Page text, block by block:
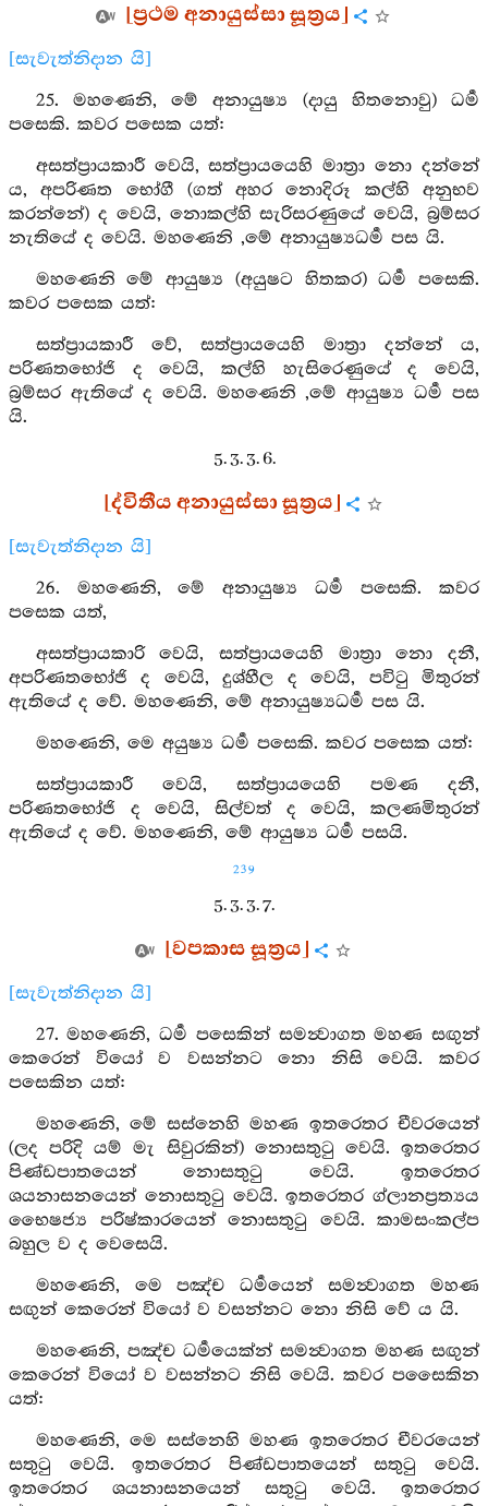
[ප්‍රථම අනායුස්සා සූත්‍රය]
[සැවැත්නිදාන යි]
25. මහණෙනි, මේ අනායුෂ්‍ය (දායු හිතනොවු) ධර්‍ම
පසෙකි. කවර පසෙක යත්:
අසත්ප්‍රායකාරී වෙයි, සත්ප්‍රායයෙහි මාත්‍රා නො දන්නේ
ය, අපරිණත භෝගී (ගත් අහර නොදිරූ කල්හි අනුභව
කරන්නේ) ද වෙයි, නොකල්හි සැරිසරණුයේ වෙයි, බ්‍රම්සර
නැතියේ ද වෙයි. මහණෙනි ,මේ අනායුෂ්‍යධර්‍ම පස යි.
මහණෙනි මේ ආයුෂ්‍ය (අයුෂට හිතකර) ධර්‍ම පසෙකි.
කවර පසෙක යත්:
සත්ප්‍රායකාරී වේ, සත්ප්‍රායයෙහි මාත්‍රා දන්නේ ය,
පරිණතභෝජි ද වෙයි, කල්හි හැසිරෙණුයේ ද වෙයි,
බ්‍රම්සර ඇතියේ ද වෙයි. මහණෙනි ,මේ ආයුෂ්‍ය ධර්‍ම පස
යි.
5. 3. 3. 6.
[ද්විතීය අනායුස්සා සූත්‍රය]
[සැවැත්නිදාන යි]
26. මහණෙනි, මේ අනායුෂ්‍ය ධර්‍ම පසෙකි. කවර
පසෙක යත්,
අසත්ප්‍රායකාරි වෙයි, සත්ප්‍රායයෙහි මාත්‍රා නො දනී,
අපරිණතභෝජි ද වෙයි, දුශ්හීල ද වෙයි, පවිටු මිතුරන්
ඇතියේ ද වේ. මහණෙනි, මේ අනායුෂ්‍යධර්‍ම පස යි.
මහණෙනි, මෙ අයුෂ්‍ය ධර්‍ම පසෙකි. කවර පසෙක යත්:
සත්ප්‍රායකාරී වෙයි, සත්ප්‍රායයෙහි පමණ දනී,
පරිණතභෝජි ද වෙයි, සිල්වත් ද වෙයි, කලණමිතුරන්
ඇතියේ ද වේ. මහණෙනි, මේ ආයුෂ්‍ය ධර්‍ම පසයි.
239
5. 3. 3. 7.
[වපකාස සූත්‍රය]
[සැවැත්නිදාන යි]
27. මහණෙනි, ධර්‍ම පසෙකින් සමන්‍වාගත මහණ සඟුන්
කෙරෙන් වියෝ ව වසන්නට නො නිසි වෙයි. කවර
පසෙකින යත්:
මහණෙනි, මේ සස්නෙහි මහණ ඉතරෙතර චීවරයෙන්
(ලද පරිදි යම් මැ සිවුරකින්) නොසතුටු වෙයි. ඉතරෙතර
පිණ්ඩපාතයෙන් නොසතුටු වෙයි. ඉතරෙතර
ශයනාසනයෙන් නොසතුටු වෙයි. ඉතරෙතර ග්ලානප්‍රත්‍යය
භෛෂජ්‍ය පරිෂ්කාරයෙන් නොසතුටු වෙයි. කාමසංකල්ප
බහුල ව ද වෙසෙයි.
මහණෙනි, මෙ පඤ්ච ධර්‍මයෙන් සමන්‍වාගත මහණ
සඟුන් කෙරෙන් වියෝ ව වසන්නට නො නිසි වේ ය යි.
මහණෙනි, පඤ්ච ධර්‍මයෙක්න් සමන්‍වාගත මහණ සඟුන්
කෙරෙන් වියෝ ව වසන්නට නිසි වෙයි. කවර පසෛකින
යත්:
මහණෙනි, මෙ සස්නෙහි මහණ ඉතරෙතර චීවරයෙන්
සතුටු වෙයි. ඉතරෙතර පිණ්ඩපාතයෙන් සතුටු වෙයි.
ඉතරෙතර ශයනාසනයෙන් සතුටු වෙයි. ඉතරෙතර